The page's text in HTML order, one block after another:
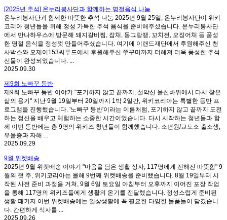
[2025년 추석] 온누리봉사단과 함께하는 명절음식 나눔
온누리봉사단과 함께한 따뜻한 추석 나눔 2025년 9월 25일, 온누리봉사단이 위키
코리아 청년들을 위해 정성 가득한 추석 음식을 준비해주셨습니다. 온누리봉사단
에서 만나하우스에 방문해 돼지갈비찜, 잡채, 동그랑땡, 꼬치전, 오징어채 등 풍성
한 명절 음식을 정성껏 만들어주셨습니다. 여기에 이랜드재단에서 후원해주신 천
사박스와 오제이153씨푸드에서 후원해주신 쭈꾸미까지 더해져 더욱 풍성한 추석
선물이 완성되었습니다. ...
2025.09.30
제9회 노빠꾸 등반
제9회 노빠꾸 등반 이야기 "포기하지 않고 끝까지, 설악산 울산바위에서 다시 찾은
삶의 용기" 지난 9월 19일부터 20일까지 1박 2일간, 위키코리아는 특별한 등반 프
로그램을 진행했습니다. '노빠꾸 등반'이라는 이름처럼, 포기하지 않고 끝까지 도전
하는 정신을 배우고 체험하는 소중한 시간이었습니다. 다시 시작하는 청년들과 함
께 이번 등반에는 총 9명의 위키즈 청년들이 함께했습니다. 소년원/교도소 출소생,
우울증과 자해 ...
2025.09.29
9월 위켓배송
2025년 9월 위켓배송 이야기 "마음을 담은 생활 상자, 117명에게 전해진 따뜻함" 9
월의 첫 주, 위키코리아는 올해 9번째 위켓배송을 준비했습니다. 8월 19일부터 시
작된 사전 준비 과정을 거쳐, 9월 6일 토요일 아침부터 오후까지 이어진 포장 작업
을 통해 117명의 위키즈들에게 생활의 온기를 전달했습니다. 정성스럽게 준비된
생활 패키지 이번 위켓배송에는 일상생활에 꼭 필요한 다양한 물품들이 담겼습니
다. 간편하게 식사를 ...
2025.09.26